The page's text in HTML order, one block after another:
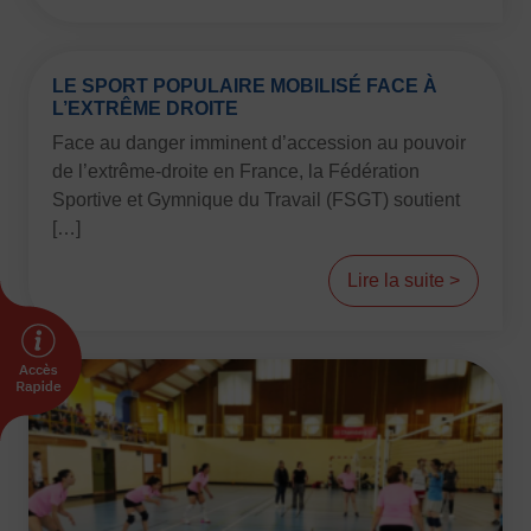
Tennis de table Tir Tir à l’arc
Walking Foot
LE SPORT POPULAIRE MOBILISÉ FACE À
L’EXTRÊME DROITE
Face au danger imminent d’accession au pouvoir
de l’extrême-droite en France, la Fédération
Sportive et Gymnique du Travail (FSGT) soutient
[…]
Lire la suite >